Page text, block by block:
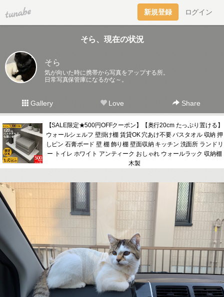
tuna.be 新規登録 ログイン
そら、現在の状況
そら
気が向いた時に携帯から写真をアップする所。
日常写真保管庫になるかな～。
Gallery Love Share
【SALE限定★500円OFFクーポン】【奥行20cm たっぷり置ける】
ウォールシェルフ 壁掛け棚 賃貸OK 穴あけ不要 バスタオル 収納 押
しピン 石膏ボード 壁 棚 飾り棚 壁面収納 キッチン 洗面所 ランドリ
ー トイレ ホワイト アンティーク おしゃれ ウォールラック 収納棚
木製